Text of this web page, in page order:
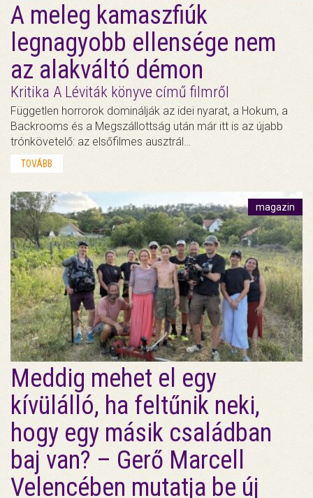
A meleg kamaszfiúk
legnagyobb ellensége nem
az alakváltó démon
Kritika A Léviták könyve című filmről
Független horrorok dominálják az idei nyarat, a Hokum, a
Backrooms és a Megszállottság után már itt is az újabb
trónkövetelő: az elsőfilmes ausztrál…
TOVÁBB
magazin
Meddig mehet el egy
kívülálló, ha feltűnik neki,
hogy egy másik családban
baj van? – Gerő Marcell
Velencében mutatja be új